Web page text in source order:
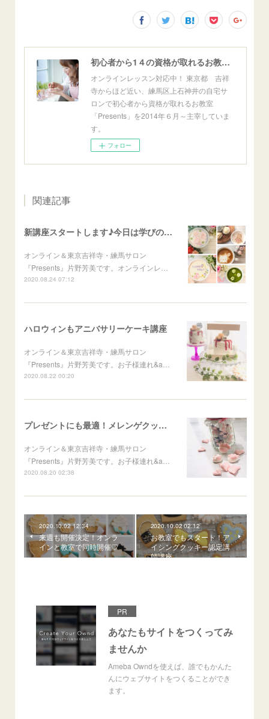
初心者から1４の資格が取れるお教室「Presents」東京自宅サロン＆オンライン
オンラインレッスン対応中！ 東京都 吉祥
寺からほど近い、練馬区上石神井の自宅サ
ロンで初心者から資格が取れるお教室
「Presents」を2014年６月～主宰していま
す。
フォロー
関連記事
新講座スタートします♪今日は学びの日！
オンライン＆東京吉祥寺・練馬サロン
『Presents』片野芳美です。オンラインレ…
2020.08.24 07:12
ハロウィンもアニバサリーケーキ講座
オンライン＆東京吉祥寺・練馬サロン
『Presents』片野芳美です。お子様連れ&a…
2020.08.22 00:20
プレゼントにも最適！メレンゲクッキー
オンライン＆東京吉祥寺・練馬サロン
『Presents』片野芳美です。お子様連れ&a…
2020.08.20 02:38
2020.10.02 12:34
来週も開催決定！オンラ
インと教室で同時開催♡
2020.10.02 02:12
お教室でもスタート！ア
イシングクッキー認定講
師講座
PR
あなたもサイトをつくってみ
ませんか
Ameba Owndを使えば、誰でもかんた
んにウェブサイトをつくることができ
ます。